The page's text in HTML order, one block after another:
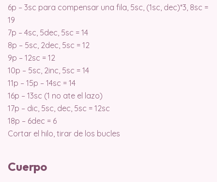
6p – 3sc para compensar una fila, 5sc, (1sc, dec)*3, 8sc =
19
7p – 4sc, 5dec, 5sc = 14
8p – 5sc, 2dec, 5sc = 12
9p – 12sc = 12
10p – 5sc, 2inc, 5sc = 14
11p – 15p – 14sc = 14
16p – 13sc (1 no ate el lazo)
17p – dic, 5sc, dec, 5sc = 12sc
18p – 6dec = 6
Cortar el hilo, tirar de los bucles
Cuerpo